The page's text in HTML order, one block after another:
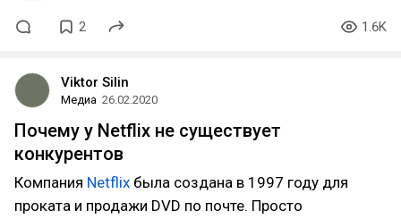
2 1.6K
Viktor Silin
Медиа 26.02.2020
Почему у Netflix не существует
конкурентов
Компания Netflix была создана в 1997 году для
проката и продажи DVD по почте. Просто